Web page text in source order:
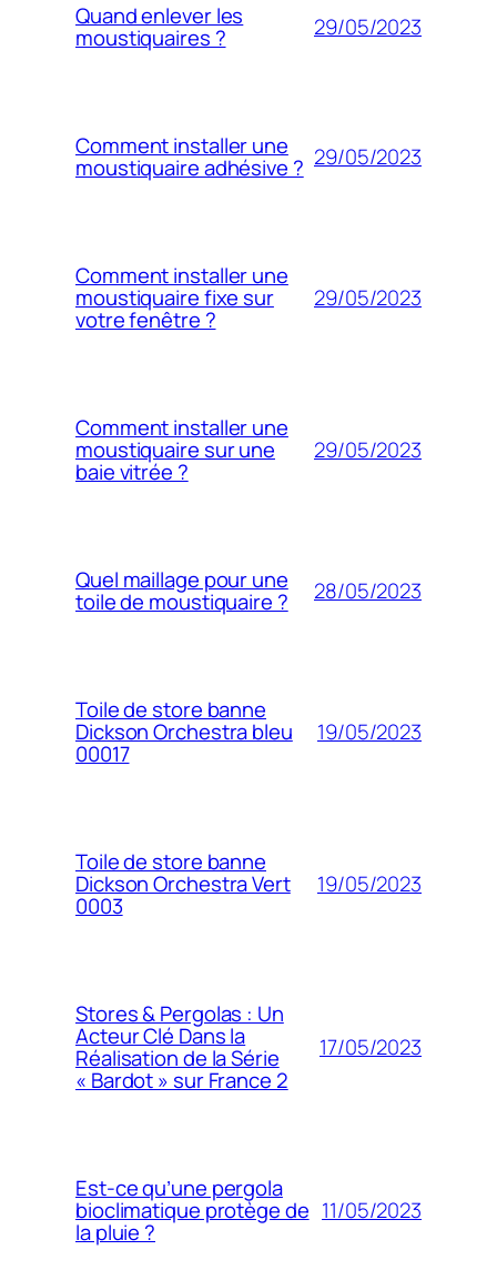
Quand enlever les
moustiquaires ? 29/05/2023
Comment installer une
moustiquaire adhésive ? 29/05/2023
Comment installer une
moustiquaire fixe sur
votre fenêtre ?
29/05/2023
Comment installer une
moustiquaire sur une
baie vitrée ?
29/05/2023
Quel maillage pour une
toile de moustiquaire ? 28/05/2023
Toile de store banne
Dickson Orchestra bleu
00017
19/05/2023
Toile de store banne
Dickson Orchestra Vert
0003
19/05/2023
Stores & Pergolas : Un
Acteur Clé Dans la
Réalisation de la Série
« Bardot » sur France 2
17/05/2023
Est-ce qu’une pergola
bioclimatique protège de
la pluie ?
11/05/2023